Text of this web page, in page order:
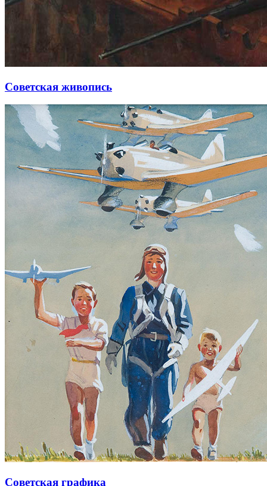
Советская живопись
Советская графика